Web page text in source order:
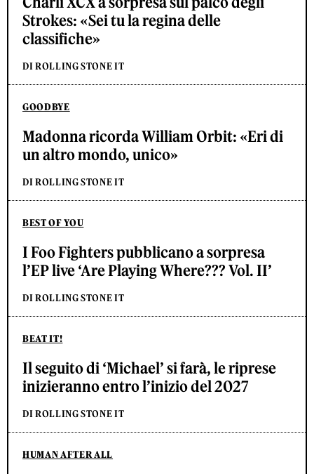
Strokes: «Sei tu la regina delle
classifiche»
DI ROLLING STONE IT
GOODBYE
Madonna ricorda William Orbit: «Eri di
un altro mondo, unico»
DI ROLLING STONE IT
BEST OF YOU
I Foo Fighters pubblicano a sorpresa
l’EP live ‘Are Playing Where??? Vol. II’
DI ROLLING STONE IT
BEAT IT!
Il seguito di ‘Michael’ si farà, le riprese
inizieranno entro l’inizio del 2027
DI ROLLING STONE IT
HUMAN AFTER ALL